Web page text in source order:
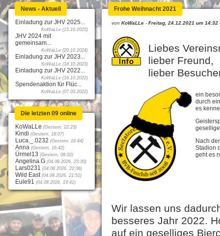
News - Aktuell
Einladung zur JHV 2025...
KoWaLLe (15.10.2025)
JHV 2024 mit
gemeinsam...
KoWaLLe (20.10.2024)
Einladung zur JHV 2023...
KoWaLLe (18.10.2023)
Einladung zur JHV 2022...
KoWaLLe (16.10.2022)
Spendenaktion für Flüc...
KoWaLLe (07.03.2022)
Die letzten 09 online
KoWaLLe (Gestern, 22:23)
Kindi (Gestern, 18:07)
Luca._.0232 (Gestern, 16:44)
Anna (Gestern, 16:42)
Ürmel13 (Gestern, 08:02)
Angelina.G (04.08.2026, 23:30)
Lars0231 (04.08.2026, 22:06)
Wild East (04.08.2026, 21:51)
Eule91 (04.08.2026, 19:41)
Frohe Weihnacht 2021
von KoWaLLe - Freitag, 24.12.2021 um 14:32
Liebes
lieber Freund,
lieber
ein
durch
es
Nach
Stadion
geht es
Wir lassen uns
besseres Jahr 2022.
auf ein geselliges